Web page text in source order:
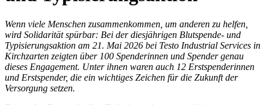
Wenn viele Menschen zusammenkommen, um anderen zu helfen,
wird Solidarität spürbar: Bei der diesjährigen Blutspende- und
Typisierungsaktion am 21. Mai 2026 bei Testo Industrial Services in
Kirchzarten zeigten über 100 Spenderinnen und Spender genau
dieses Engagement. Unter ihnen waren auch 12 Erstspenderinnen
und Erstspender, die ein wichtiges Zeichen für die Zukunft der
Versorgung setzen.